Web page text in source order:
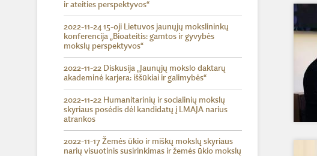
ir ateities perspektyvos“
2022-11-24 15-oji Lietuvos jaunųjų mokslininkų
konferencija „Bioateitis: gamtos ir gyvybės
mokslų perspektyvos“
2022-11-22 Diskusija „Jaunųjų mokslo daktarų
akademinė karjera: iššūkiai ir galimybės“
2022-11-22 Humanitarinių ir socialinių mokslų
skyriaus posėdis dėl kandidatų į LMAJA narius
atrankos
2022-11-17 Žemės ūkio ir miškų mokslų skyriaus
narių visuotinis susirinkimas ir žemės ūkio mokslų